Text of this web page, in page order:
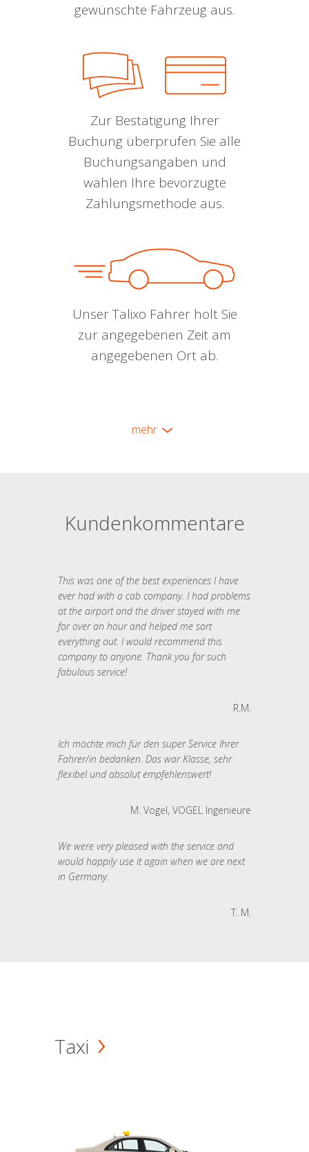
gewünschte Fahrzeug aus.
Zur Bestätigung Ihrer
Buchung überprüfen Sie alle
Buchungsangaben und
wählen Ihre bevorzugte
Zahlungsmethode aus.
Unser Talixo Fahrer holt Sie
zur angegebenen Zeit am
angegebenen Ort ab.
mehr
Kundenkommentare
This was one of the best experiences I have
ever had with a cab company. I had problems
at the airport and the driver stayed with me
for over an hour and helped me sort
everything out. I would recommend this
company to anyone. Thank you for such
fabulous service!
R.M.
Ich möchte mich für den super Service Ihrer
Fahrer/in bedanken. Das war Klasse, sehr
flexibel und absolut empfehlenswert!
M. Vogel, VOGEL Ingenieure
We were very pleased with the service and
would happily use it again when we are next
in Germany.
T. M.
Taxi